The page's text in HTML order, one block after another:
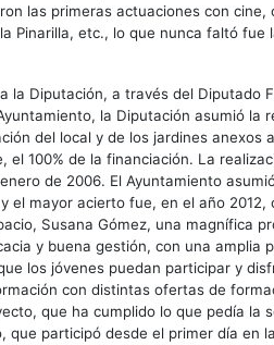
las primeras actuaciones con
Pinarilla, etc., lo que nunca faltó fue
la Diputación, a través del Diputado
la Diputación asumió la
del local y de los jardines anexos
el 100% de la financiación. La
de 2006. El Ayuntamiento
el mayor acierto fue, en el año
Susana Gómez, una magnífica
y buena gestión, con una amplia
los jóvenes puedan participar y
con distintas ofertas de
que ha cumplido lo que pedía la
que participó desde el primer día en